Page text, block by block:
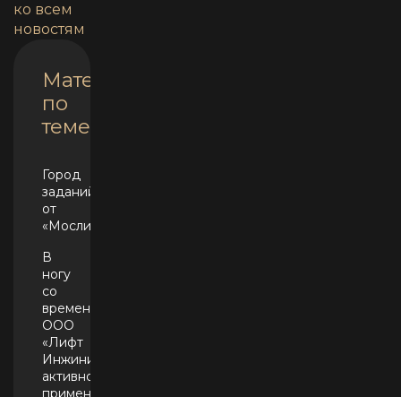
ко всем
новостям
Материалы
по
теме
Город
заданий
от
«Мослифт»
В
ногу
со
временем.
ООО
«Лифт
Инжиниринг»
активно
применяет